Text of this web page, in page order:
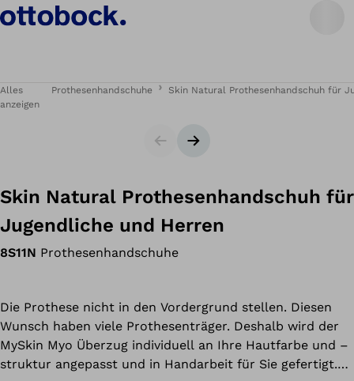
Alles
anzeigen
Prothesenhandschuhe Skin Natural Prothesenhandschuh für
SliderNächster Slide
Skin Natural Prothesenhandschuh für
Jugendliche und Herren
8S11N Prothesenhandschuhe
Die Prothese nicht in den Vordergrund stellen. Diesen
Wunsch haben viele Prothesenträger. Deshalb wird der
MySkin Myo Überzug individuell an Ihre Hautfarbe und –
struktur angepasst und in Handarbeit für Sie gefertigt.